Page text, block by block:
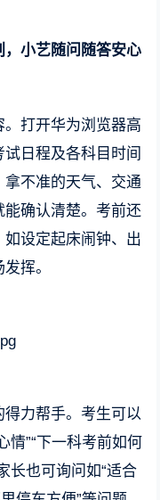
小艺随问随答安心
打开华为浏览器高
日程及各科目时间
不准的天气、交通
确认清楚。考前还
设定起床闹钟、出
挥。
力帮手。考生可以
情”“下一科考前如何
长也可询问如“适合